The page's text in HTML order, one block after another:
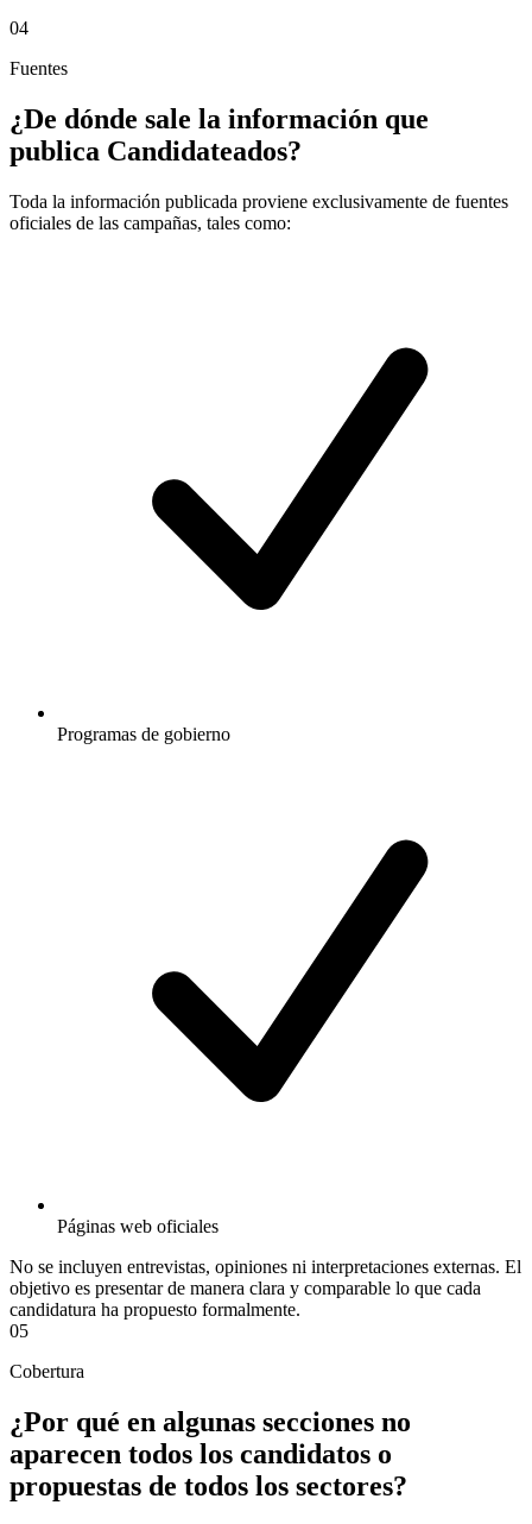
04
Fuentes
¿De dónde sale la información que
publica Candidateados?
Toda la información publicada proviene exclusivamente de fuentes
oficiales de las campañas, tales como:
Programas de gobierno
Páginas web oficiales
No se incluyen entrevistas, opiniones ni interpretaciones externas. El
objetivo es presentar de manera clara y comparable lo que cada
candidatura ha propuesto formalmente.
05
Cobertura
¿Por qué en algunas secciones no
aparecen todos los candidatos o
propuestas de todos los sectores?